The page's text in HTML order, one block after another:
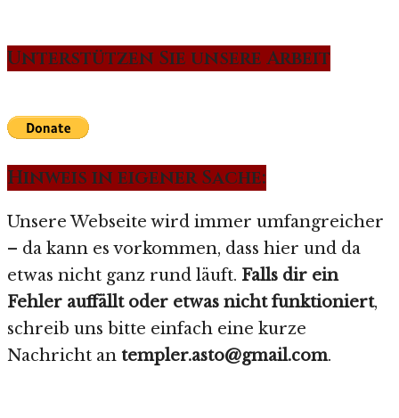
Unterstützen Sie unsere Arbeit
Hinweis in eigener Sache:
Unsere Webseite wird immer umfangreicher
– da kann es vorkommen, dass hier und da
etwas nicht ganz rund läuft. Falls dir ein
Fehler auffällt oder etwas nicht funktioniert,
schreib uns bitte einfach eine kurze
Nachricht an templer.asto@gmail.com.